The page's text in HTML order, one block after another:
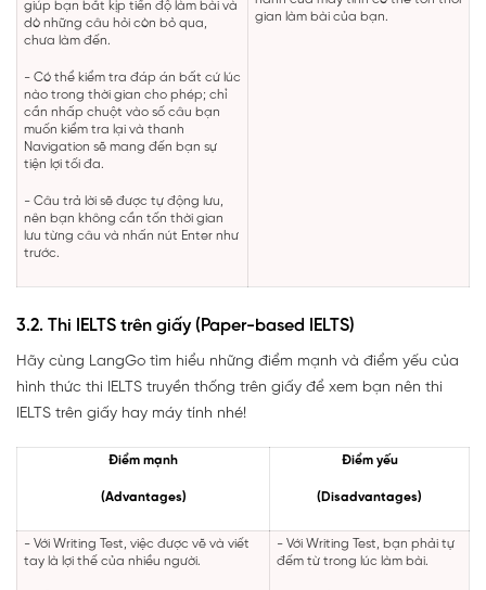
giúp bạn bắt kịp tiến độ làm bài và
dò những câu hỏi còn bỏ qua,
chưa làm đến.
- Có thể kiểm tra đáp án bất cứ lúc
nào trong thời gian cho phép; chỉ
cần nhấp chuột vào số câu bạn
muốn kiểm tra lại và thanh
Navigation sẽ mang đến bạn sự
tiện lợi tối đa.
- Câu trả lời sẽ được tự động lưu,
nên bạn không cần tốn thời gian
lưu từng câu và nhấn nút Enter như
trước.
gian làm bài của bạn.
3.2. Thi IELTS trên giấy (Paper-based IELTS)
Hãy cùng LangGo tìm hiểu những điểm mạnh và điểm yếu của
hình thức thi IELTS truyền thống trên giấy để xem bạn nên thi
IELTS trên giấy hay máy tính nhé!
Điểm mạnh
(Advantages)
Điểm yếu
(Disadvantages)
- Với Writing Test, việc được vẽ và viết
tay là lợi thế của nhiều người.
- Với Writing Test, bạn phải tự
đếm từ trong lúc làm bài.